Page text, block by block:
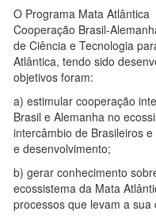
O Programa Mata
Cooperação Brasil-
de Ciência e Tecnologia
Atlântica, tendo sido
objetivos foram:
a) estimular cooperação
Brasil e Alemanha no
intercâmbio de Brasileiros
e desenvolvimento;
b) gerar conhecimento
ecossistema da Mata
processos que levam a